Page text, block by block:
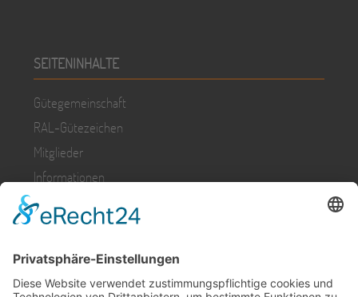
SEITENINHALTE
Gütegemeinschaft
RAL-Gütezeichen
Mitglieder
Informationen
Presse
KONTAKT & RECHTLICHES